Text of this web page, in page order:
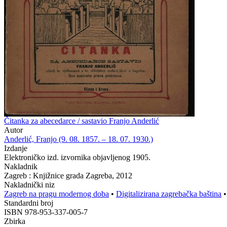
Čitanka za abecedarce / sastavio Franjo Anderlić
Autor
Anderlić, Franjo (9. 08. 1857. – 18. 07. 1930.)
Izdanje
Elektroničko izd. izvornika objavljenog 1905.
Nakladnik
Zagreb : Knjižnice grada Zagreba, 2012
Nakladnički niz
Zagreb na pragu modernog doba • Digitalizirana zagrebačka baština •
Standardni broj
ISBN 978-953-337-005-7
Zbirka